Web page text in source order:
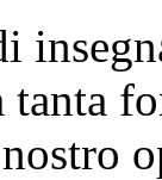
tanta